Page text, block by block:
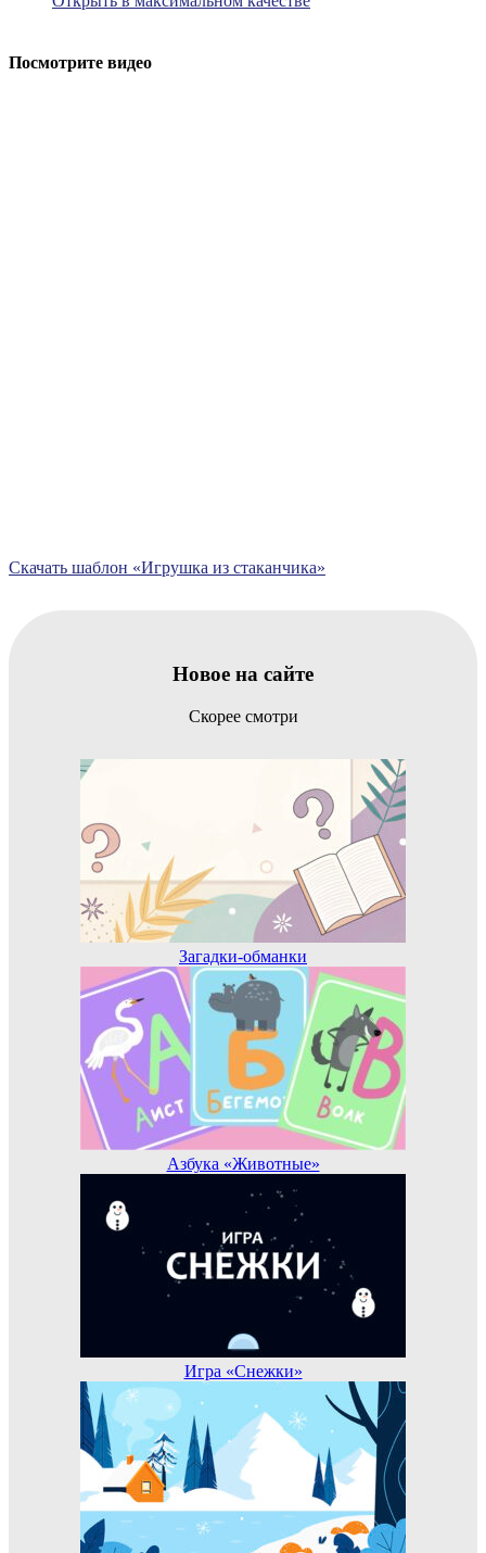
Посмотрите видео
Скачать шаблон «Игрушка из стаканчика»
Новое на сайте
Скорее смотри
Загадки-обманки
Азбука «Животные»
Игра «Снежки»